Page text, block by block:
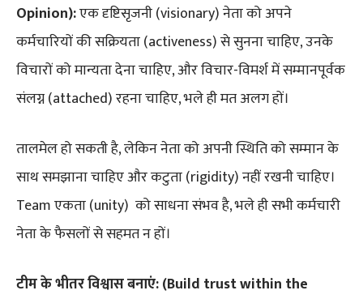
Opinion):एक दृष्टिसृजनी (visionary) नेता को अपने
कर्मचारियों की सक्रियता (activeness) से सुनना चाहिए, उनके
विचारों को मान्यता देना चाहिए, और विचार-विमर्श में सम्मानपूर्वक
संलग्न (attached) रहना चाहिए, भले ही मत अलग हों।
तालमेल हो सकती है, लेकिन नेता को अपनी स्थिति को सम्मान के
साथ समझाना चाहिए और कटुता (rigidity) नहीं रखनी चाहिए।
Team एकता (unity) को साधना संभव है, भले ही सभी कर्मचारी
नेता के फैसलों से सहमत न हों।
टीम के भीतर विश्वास बनाएं: (Build trust within the